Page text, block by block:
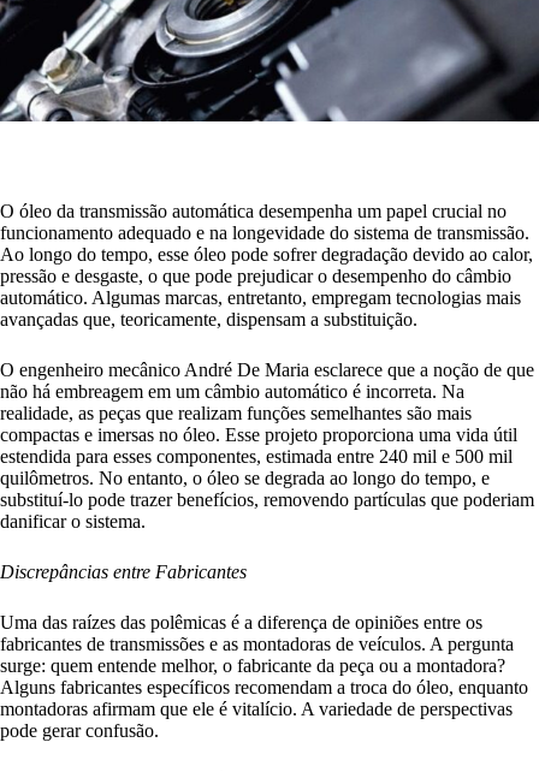
O óleo da transmissão automática desempenha um papel crucial no
funcionamento adequado e na longevidade do sistema de transmissão.
Ao longo do tempo, esse óleo pode sofrer degradação devido ao calor,
pressão e desgaste, o que pode prejudicar o desempenho do câmbio
automático. Algumas marcas, entretanto, empregam tecnologias mais
avançadas que, teoricamente, dispensam a substituição.
O engenheiro mecânico André De Maria esclarece que a noção de que
não há embreagem em um câmbio automático é incorreta. Na
realidade, as peças que realizam funções semelhantes são mais
compactas e imersas no óleo. Esse projeto proporciona uma vida útil
estendida para esses componentes, estimada entre 240 mil e 500 mil
quilômetros. No entanto, o óleo se degrada ao longo do tempo, e
substituí-lo pode trazer benefícios, removendo partículas que poderiam
danificar o sistema.
Discrepâncias entre Fabricantes
Uma das raízes das polêmicas é a diferença de opiniões entre os
fabricantes de transmissões e as montadoras de veículos. A pergunta
surge: quem entende melhor, o fabricante da peça ou a montadora?
Alguns fabricantes específicos recomendam a troca do óleo, enquanto
montadoras afirmam que ele é vitalício. A variedade de perspectivas
pode gerar confusão.